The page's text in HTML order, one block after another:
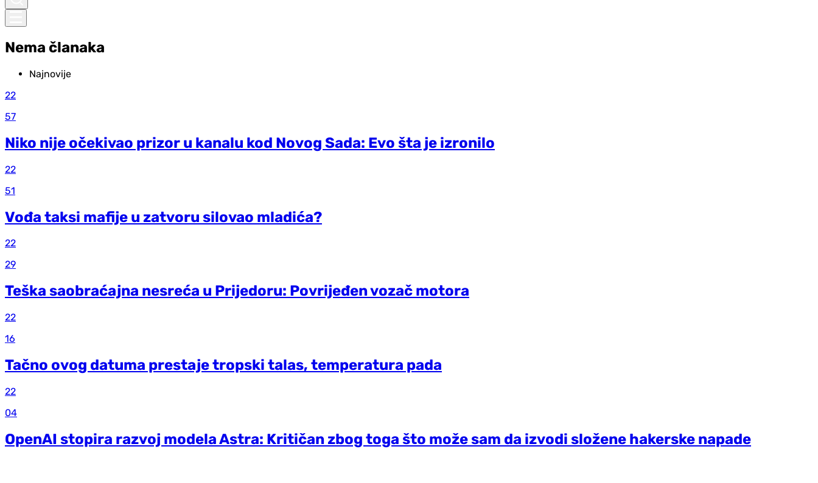
Nema članaka
Najnovije
22
57
Niko nije očekivao prizor u kanalu kod Novog Sada: Evo šta je izronilo
22
51
Vođa taksi mafije u zatvoru silovao mladića?
22
29
Teška saobraćajna nesreća u Prijedoru: Povrijeđen vozač motora
22
16
Tačno ovog datuma prestaje tropski talas, temperatura pada
22
04
OpenAI stopira razvoj modela Astra: Kritičan zbog toga što može sam da izvodi složene hakerske napade